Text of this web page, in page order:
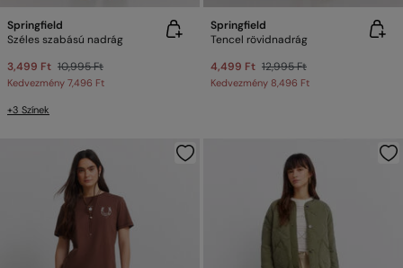
Springfield
Széles szabású nadrág
3,499 Ft 10,995 Ft
Kedvezmény 7,496 Ft
+3 Színek
Springfield
Tencel rövidnadrág
4,499 Ft 12,995 Ft
Kedvezmény 8,496 Ft